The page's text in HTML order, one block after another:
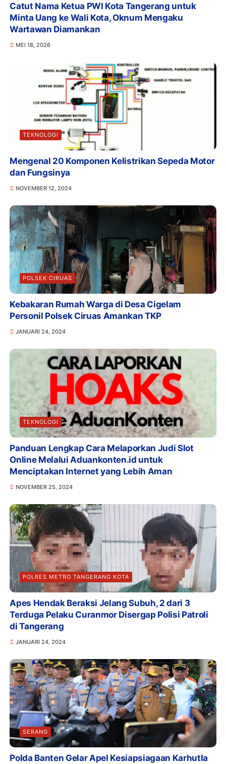
Catut Nama Ketua PWI Kota Tangerang untuk
Minta Uang ke Wali Kota, Oknum Mengaku
Wartawan Diamankan
MEI 18, 2026
TEKNOLOGI
Mengenal 20 Komponen Kelistrikan Sepeda Motor
dan Fungsinya
NOVEMBER 12, 2024
POLSEK CIRUAS
Kebakaran Rumah Warga di Desa Cigelam
Personil Polsek Ciruas Amankan TKP
JANUARI 24, 2024
TEKNOLOGI
Panduan Lengkap Cara Melaporkan Judi Slot
Online Melalui Aduankonten.id untuk
Menciptakan Internet yang Lebih Aman
NOVEMBER 25, 2024
POLRES METRO TANGERANG KOTA
Apes Hendak Beraksi Jelang Subuh, 2 dari 3
Terduga Pelaku Curanmor Disergap Polisi Patroli
di Tangerang
JANUARI 24, 2024
SERANG
Polda Banten Gelar Apel Kesiapsiagaan Karhutla